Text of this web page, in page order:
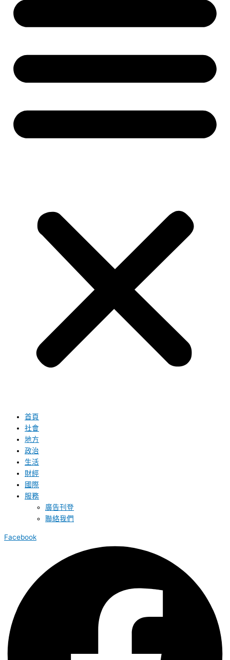
首頁
社會
地方
政治
生活
財經
國際
服務
廣告刊登
聯絡我們
Facebook